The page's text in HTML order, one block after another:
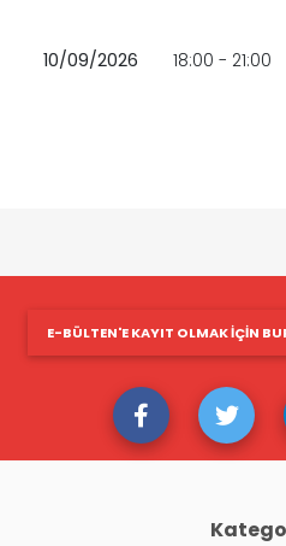
10/09/2026 18:00 - 21:00
E-BÜLTEN'E KAYIT OLMAK IÇIN